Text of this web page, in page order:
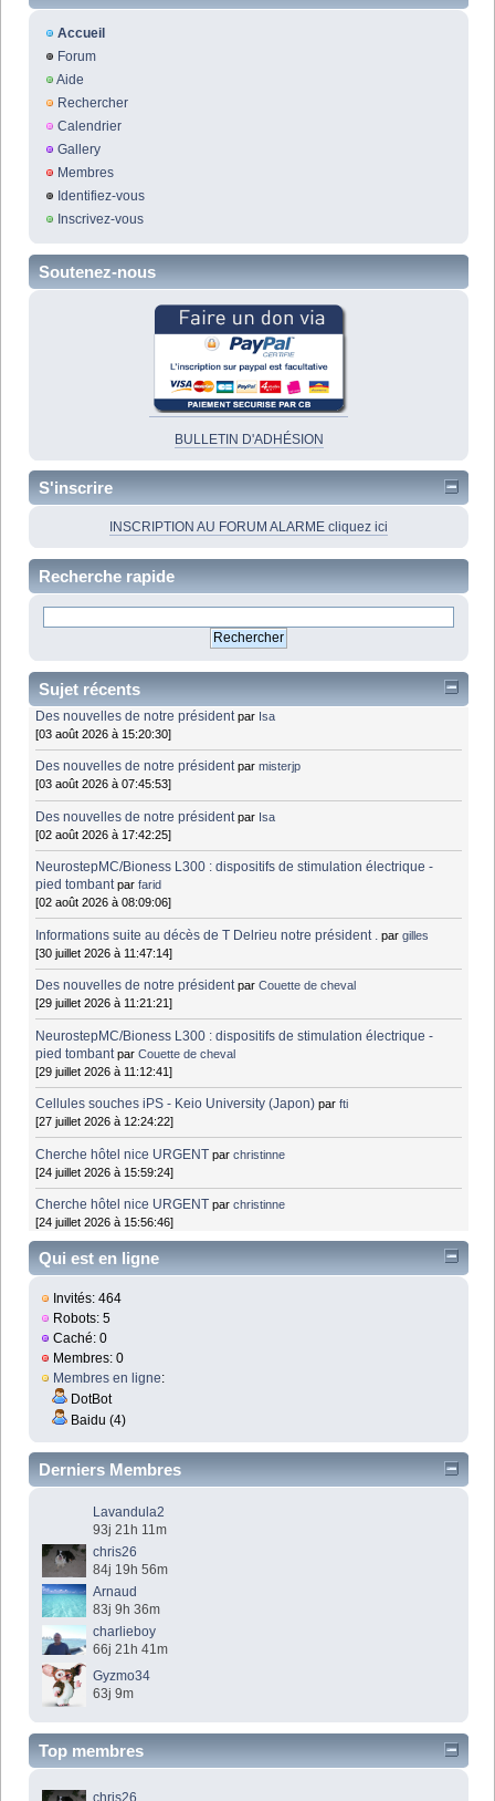
Accueil
Forum
Aide
Rechercher
Calendrier
Gallery
Membres
Identifiez-vous
Inscrivez-vous
Soutenez-nous
BULLETIN D'ADHÉSION
S'inscrire
INSCRIPTION AU FORUM ALARME cliquez ici
Recherche rapide
Sujet récents
Des nouvelles de notre président par Isa
[03 août 2026 à 15:20:30]
Des nouvelles de notre président parmisterjp
[03 août 2026 à 07:45:53]
Des nouvelles de notre président par Isa
[02 août 2026 à 17:42:25]
NeurostepMC/Bioness L300 : dispositifs de stimulation électrique -
pied tombant parfarid
[02 août 2026 à 08:09:06]
Informations suite au décès de T Delrieu notre président . pargilles
[30 juillet 2026 à 11:47:14]
Des nouvelles de notre président parCouette de cheval
[29 juillet 2026 à 11:21:21]
NeurostepMC/Bioness L300 : dispositifs de stimulation électrique -
pied tombant parCouette de cheval
[29 juillet 2026 à 11:12:41]
Cellules souches iPS - Keio University (Japon) parfti
[27 juillet 2026 à 12:24:22]
Cherche hôtel nice URGENT parchristinne
[24 juillet 2026 à 15:59:24]
Cherche hôtel nice URGENT parchristinne
[24 juillet 2026 à 15:56:46]
Qui est en ligne
Invités: 464
Robots: 5
Caché: 0
Membres: 0
Membres en ligne:
DotBot
Baidu (4)
Derniers Membres
Lavandula2
93j 21h 11m
chris26
84j 19h 56m
Arnaud
83j 9h 36m
charlieboy
66j 21h 41m
Gyzmo34
63j 9m
Top membres